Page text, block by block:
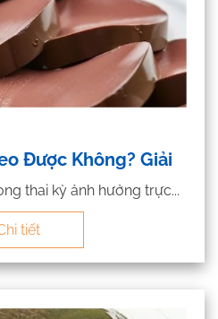
Được Không? Giải
thai kỳ ảnh hưởng trực...
tiết